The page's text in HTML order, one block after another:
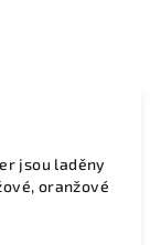
jsou laděny
oranžové